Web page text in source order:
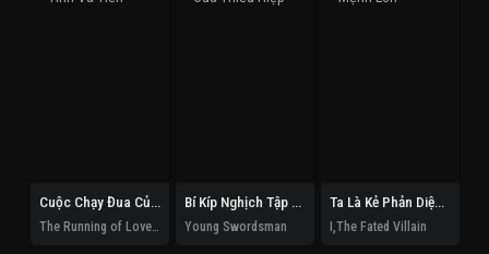
Cuộc Chạy Đua Của Tình Và Tiền Bí Kíp Nghịch Tập Của Thiếu Hiệp
Young Swordsman
Ta Là Kẻ Phản Diện Mệnh Lớn
I,The Fated Villain